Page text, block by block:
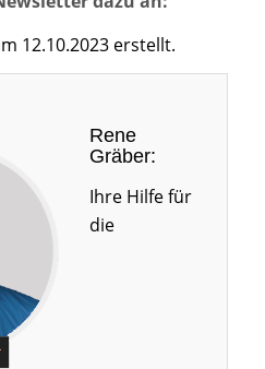
12.10.2023 erstellt.
Rene
Gräber:
Ihre Hilfe für
die